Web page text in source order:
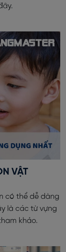
VẬT
có thể dễ dàng
là các từ vựng
khảo.